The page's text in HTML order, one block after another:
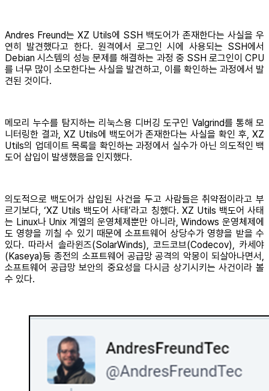
Andres Freund는 XZ Utils에 SSH 백도어가 존재한다는 사실을 우
연히 발견했다고 한다. 원격에서 로그인 시에 사용되는 SSH에서
Debian 시스템의 성능 문제를 해결하는 과정 중 SSH 로그인이 CPU
를 너무 많이 소모한다는 사실을 발견하고, 이를 확인하는 과정에서 발
견된 것이다.
메모리 누수를 탐지하는 리눅스용 디버깅 도구인 Valgrind를 통해 모
니터링한 결과, XZ Utils에 백도어가 존재한다는 사실을 확인 후, XZ
Utils의 업데이트 목록을 확인하는 과정에서 실수가 아닌 의도적인 백
도어 삽입이 발생했음을 인지했다.
의도적으로 백도어가 삽입된 사건을 두고 사람들은 취약점이라고 부
르기보다, ‘XZ Utils 백도어 사태’라고 칭했다. XZ Utils 백도어 사태
는 Linux나 Unix 계열의 운영체제뿐만 아니라, Windows 운영체제에
도 영향을 끼칠 수 있기 때문에 소프트웨어 상당수가 영향을 받을 수
있다. 따라서 솔라윈즈(SolarWinds), 코드코브(Codecov), 카세야
(Kaseya)등 종전의 소프트웨어 공급망 공격의 악몽이 되살아나면서,
소프트웨어 공급망 보안의 중요성을 다시금 상기시키는 사건이라 볼
수 있다.